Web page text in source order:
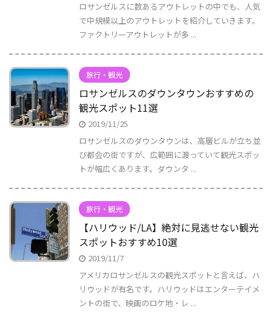
ロサンゼルスに数あるアウトレットの中でも、人気
で中規模以上のアウトレットを紹介していきます。
ファクトリーアウトレットが多 ...
旅行・観光
ロサンゼルスのダウンタウンおすすめの
観光スポット11選
2019/11/25
ロサンゼルスのダウンタウンは、高層ビルが立ち並
び都会の街ですが、広範囲に渡っていて観光スポッ
トが幅広くあります。ダウンタ ...
旅行・観光
【ハリウッド/LA】絶対に見逃せない観光
スポットおすすめ10選
2019/11/7
アメリカロサンゼルスの観光スポットと言えば、ハ
リウッドが有名です。ハリウッドはエンターテイメ
ントの街で、映画のロケ地・レ ...